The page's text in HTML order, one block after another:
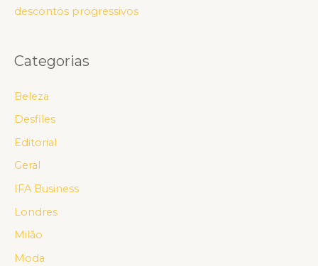
descontos progressivos
Categorias
Beleza
Desfiles
Editorial
Geral
IFA Business
Londres
Milão
Moda